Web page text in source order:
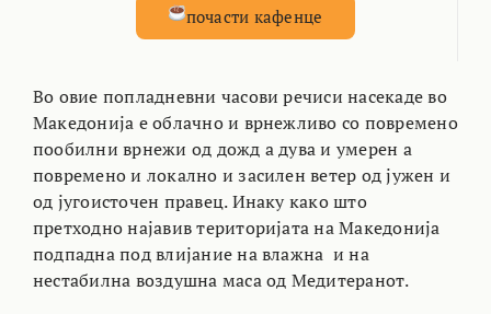
почасти кафенце
Во овие попладневни часови речиси насекаде во
Македонија е облачно и врнежливо со повремено
пообилни врнежи од дожд а дува и умерен а
повремено и локално и засилен ветер од јужен и
од југоисточен правец. Инаку како што
претходно најавив територијата на Македонија
подпадна под влијание на влажна и на
нестабилна воздушна маса од Медитеранот.